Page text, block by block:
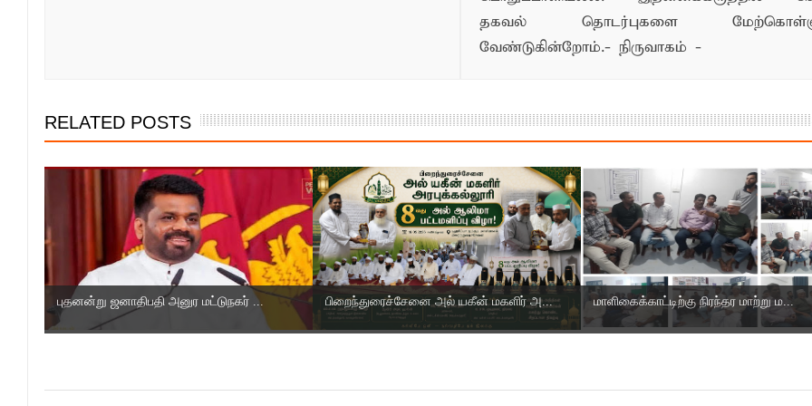
தகவல் தொடர்புகளை
வேண்டுகின்றோம்.- நிருவாகம் -
RELATED POSTS
புதனன்று ஜனாதிபதி அனுர மட்டுநகர் ... பிறைந்துரைச்சேனை அல் யகீன் மகளிர் அ... மாளிகைக்காட்டிற்கு நிரந்தர மாற்று ம...